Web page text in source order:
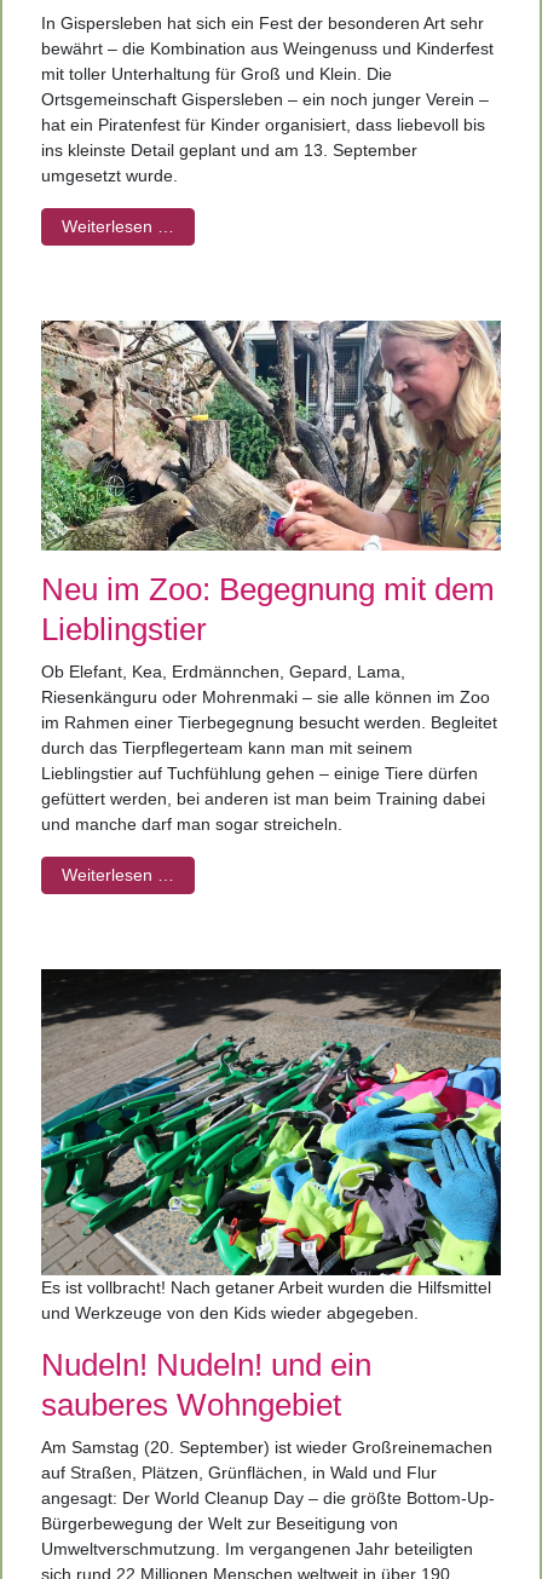
In Gispersleben hat sich ein Fest der besonderen Art sehr
bewährt – die Kombination aus Weingenuss und Kinderfest
mit toller Unterhaltung für Groß und Klein. Die
Ortsgemeinschaft Gispersleben – ein noch junger Verein –
hat ein Piratenfest für Kinder organisiert, dass liebevoll bis
ins kleinste Detail geplant und am 13. September
umgesetzt wurde.
Weiterlesen …
Neu im Zoo: Begegnung mit dem
Lieblingstier
Ob Elefant, Kea, Erdmännchen, Gepard, Lama,
Riesenkänguru oder Mohrenmaki – sie alle können im Zoo
im Rahmen einer Tierbegegnung besucht werden. Begleitet
durch das Tierpflegerteam kann man mit seinem
Lieblingstier auf Tuchfühlung gehen – einige Tiere dürfen
gefüttert werden, bei anderen ist man beim Training dabei
und manche darf man sogar streicheln.
Weiterlesen …
Es ist vollbracht! Nach getaner Arbeit wurden die Hilfsmittel
und Werkzeuge von den Kids wieder abgegeben.
Nudeln! Nudeln! und ein
sauberes Wohngebiet
Am Samstag (20. September) ist wieder Großreinemachen
auf Straßen, Plätzen, Grünflächen, in Wald und Flur
angesagt: Der World Cleanup Day – die größte Bottom-Up-
Bürgerbewegung der Welt zur Beseitigung von
Umweltverschmutzung. Im vergangenen Jahr beteiligten
sich rund 22 Millionen Menschen weltweit in über 190